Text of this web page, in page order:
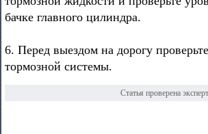
бачке главного цилиндра.
6. Перед выездом на дорогу
тормозной системы.
Статья проверена